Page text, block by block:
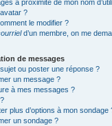
à proximité de mon nom
?
le modifier ?
d’un membre, on me
de messages
ou poster une réponse ?
un message ?
à mes messages ?
plus d’options à mon sondage
un sondage ?